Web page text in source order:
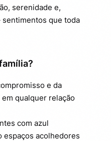
serenidade e,
sentimentos que toda
e da
qualquer relação
com azul
espaços acolhedores